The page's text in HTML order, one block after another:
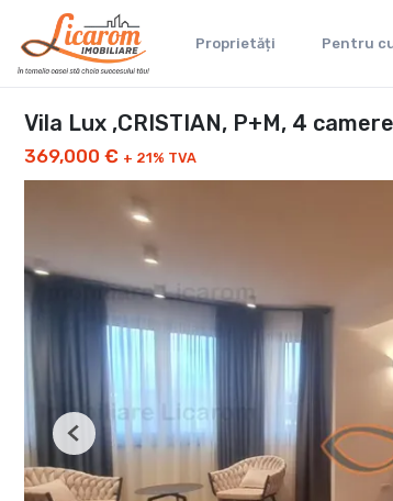
Proprietăți Pentru
Vila Lux ,CRISTIAN, P+M, 4
369,000 € + 21% TVA
Previous